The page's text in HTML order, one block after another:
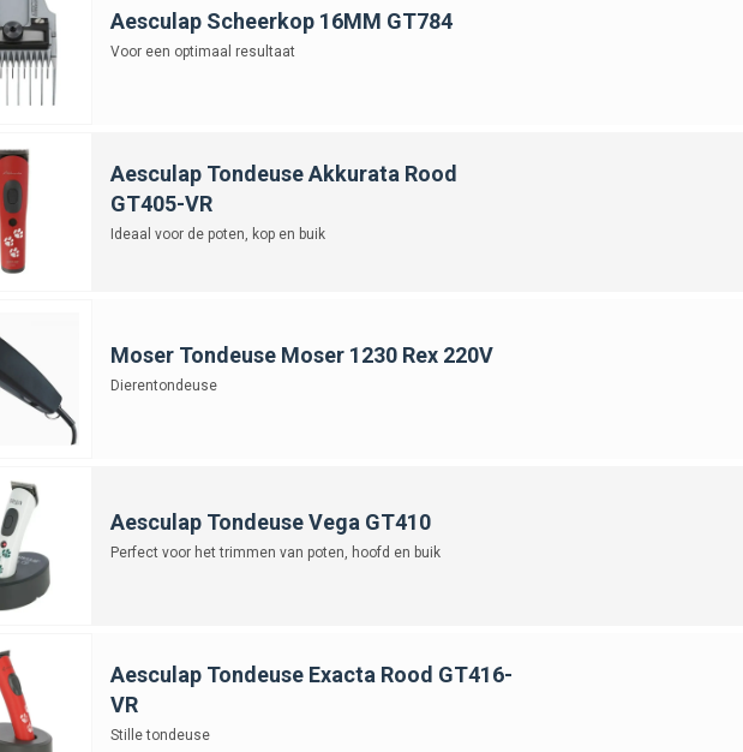
Aesculap Scheerkop 16MM GT784
Voor een optimaal resultaat
Aesculap Tondeuse Akkurata Rood
GT405-VR
Ideaal voor de poten, kop en buik
Moser Tondeuse Moser 1230 Rex 220V
Dierentondeuse
Aesculap Tondeuse Vega GT410
Perfect voor het trimmen van poten, hoofd en buik
Aesculap Tondeuse Exacta Rood GT416-
VR
Stille tondeuse